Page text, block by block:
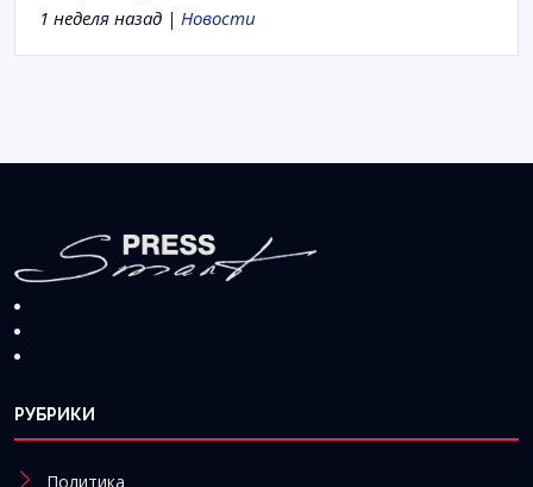
1 неделя назад | Новости
РУБРИКИ
Политика